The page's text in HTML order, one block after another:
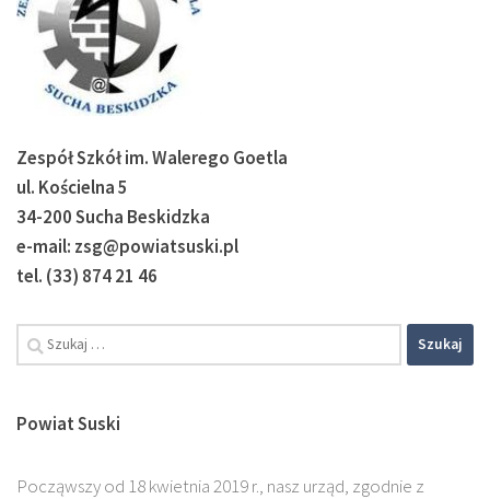
Zespół Szkół im. Walerego Goetla
ul. Kościelna 5
34-200 Sucha Beskidzka
e-mail: zsg@powiatsuski.pl
tel. (33) 874 21 46
Powiat Suski
Począwszy od 18 kwietnia 2019 r., nasz urząd, zgodnie z